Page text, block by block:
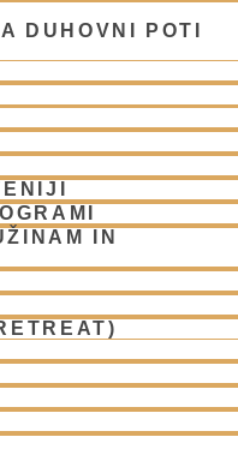
DUHOVNI POTI
IN
do te stopnje, ni dosegel
užitke, je v nasprotju s tem
komentar)
zavesti:
pri duhovnem spoznanju?
pa omamljanje. Duhovno
Tega ne more razumeti
neumnost. Trpijo zaradi